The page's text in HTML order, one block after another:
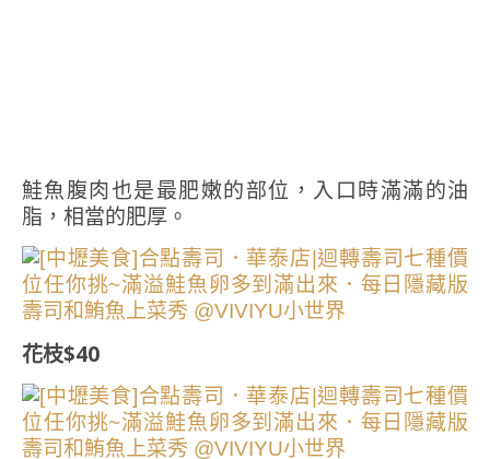
鮭魚腹肉也是最肥嫩的部位，入口時滿滿的油
脂，相當的肥厚。
花枝$40